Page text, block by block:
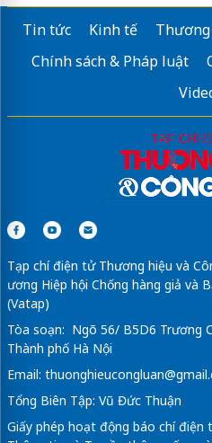
Tin tức Kinh tế
Chính sách & Pháp luật
Tạp chí điện tử Thương hiệu và
ương Hiệp hội Chống hàng giả và
(Vatap)
Tòa soạn: Ngõ 56/ B5D6 Trương
Thành phố Hà Nội
Email:
Tổng Biên Tập: Vũ Đức Thuận
Giấy phép hoạt động báo chí điện